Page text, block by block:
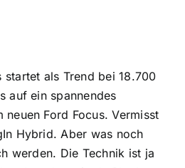
startet als Trend bei 18.700
auf ein spannendes
neuen Ford Focus. Vermisst
Hybrid. Aber was noch
werden. Die Technik ist ja